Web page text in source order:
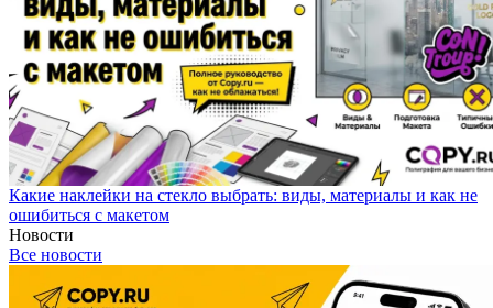
Какие наклейки на стекло выбрать: виды, материалы и как не
ошибиться с макетом
Новости
Все новости